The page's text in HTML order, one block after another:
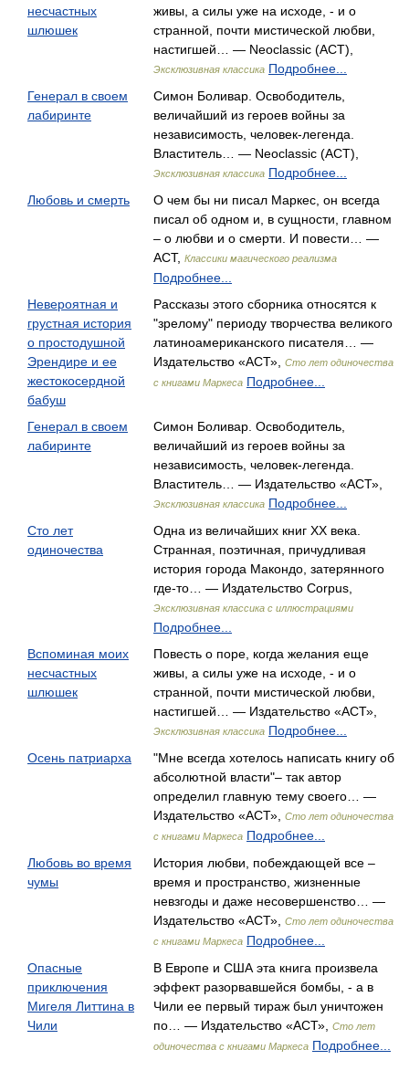
несчастных
шлюшек
живы, а силы уже на исходе, - и о
странной, почти мистической любви,
настигшей… — Neoclassic (АСТ),
Эксклюзивная классика Подробнее...
Генерал в своем
лабиринте
Симон Боливар. Освободитель,
величайший из героев войны за
независимость, человек-легенда.
Властитель… — Neoclassic (АСТ),
Эксклюзивная классика Подробнее...
Любовь и смерть
О чем бы ни писал Маркес, он всегда
писал об одном и, в сущности, главном
– о любви и о смерти. И повести… —
АСТ, Классики магического реализма
Подробнее...
Невероятная и
грустная история
о простодушной
Эрендире и ее
жестокосердной
бабуш
Рассказы этого сборника относятся к
"зрелому" периоду творчества великого
латиноамериканского писателя… —
Издательство «АСТ»,
Сто лет одиночества
с книгами Маркеса Подробнее...
Генерал в своем
лабиринте
Симон Боливар. Освободитель,
величайший из героев войны за
независимость, человек-легенда.
Властитель… — Издательство «АСТ»,
Эксклюзивная классика Подробнее...
Сто лет
одиночества
Одна из величайших книг ХХ века.
Странная, поэтичная, причудливая
история города Макондо, затерянного
где-то… — Издательство Corpus,
Эксклюзивная классика с иллюстрациями
Подробнее...
Вспоминая моих
несчастных
шлюшек
Повесть о поре, когда желания еще
живы, а силы уже на исходе, - и о
странной, почти мистической любви,
настигшей… — Издательство «АСТ»,
Эксклюзивная классика Подробнее...
Осень патриарха
"Мне всегда хотелось написать книгу об
абсолютной власти"– так автор
определил главную тему своего… —
Издательство «АСТ»,
Сто лет одиночества
с книгами Маркеса Подробнее...
Любовь во время
чумы
История любви, побеждающей все –
время и пространство, жизненные
невзгоды и даже несовершенство… —
Издательство «АСТ»,
Сто лет одиночества
с книгами Маркеса Подробнее...
Опасные
приключения
Мигеля Литтина в
Чили
В Европе и США эта книга произвела
эффект разорвавшейся бомбы, - а в
Чили ее первый тираж был уничтожен
по… — Издательство «АСТ»,
Сто лет
одиночества с книгами Маркеса Подробнее...